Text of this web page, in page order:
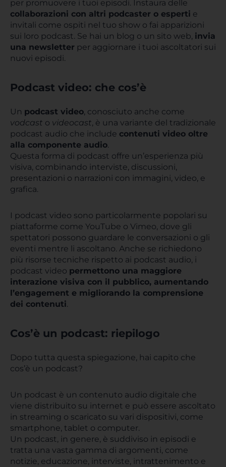
per promuovere i tuoi episodi. Instaura delle
collaborazioni con altri podcaster o esperti e
invitali come ospiti nel tuo show o fai apparizioni
sui loro podcast. Se hai un blog o un sito web, invia
una newsletter per aggiornare i tuoi ascoltatori sui
nuovi episodi.
Podcast video: che cos’è
Un podcast video, conosciuto anche come
vodcast o videocast, è una variante del tradizionale
podcast audio che include contenuti video oltre
alla componente audio.
Questa forma di podcast offre un’esperienza più
visiva, combinando interviste, discussioni,
presentazioni o narrazioni con immagini, video, e
grafica.
I podcast video sono particolarmente popolari su
piattaforme come YouTube o Vimeo, dove gli
spettatori possono guardare le conversazioni o gli
eventi mentre li ascoltano. Anche se richiedono
più risorse tecniche rispetto ai podcast audio, i
podcast video permettono una maggiore
interazione visiva con il pubblico, aumentando
l’engagement e migliorando la comprensione
dei contenuti.
Cos’è un podcast: riepilogo
Dopo tutta questa spiegazione, hai capito che
cos’è un podcast?
Un podcast è un contenuto audio digitale che
viene distribuito su internet e può essere ascoltato
in streaming o scaricato su vari dispositivi, come
smartphone, tablet o computer.
Un podcast, in genere, è suddiviso in episodi e
tratta una vasta gamma di argomenti, come
notizie, educazione, interviste, intrattenimento e